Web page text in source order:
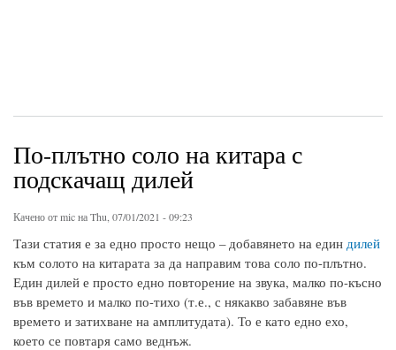
По-плътно соло на китара с
подскачащ дилей
Качено отmicна Thu, 07/01/2021 - 09:23
Тази статия е за едно просто нещо – добавянето на един дилей
към солото на китарата за да направим това соло по-плътно.
Един дилей е просто едно повторение на звука, малко по-късно
във времето и малко по-тихо (т.е., с някакво забавяне във
времето и затихване на амплитудата). То е като едно ехо,
което се повтаря само веднъж.